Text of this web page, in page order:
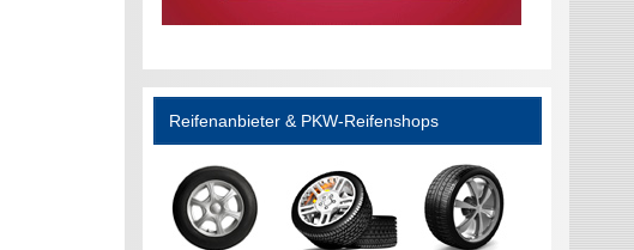
Reifenanbieter & PKW-Reifenshops